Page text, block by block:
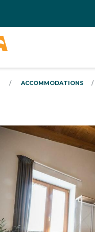
DS_BREADCRUMB.HOME
ACCOMMODATIONS